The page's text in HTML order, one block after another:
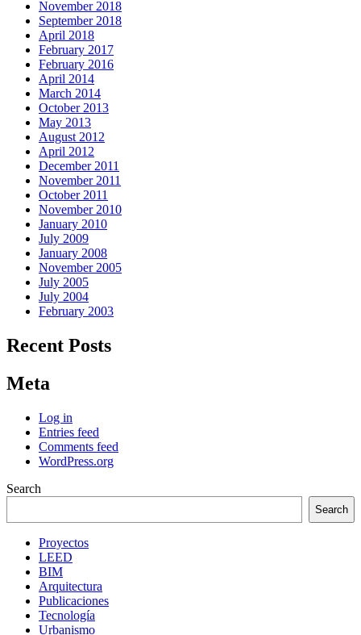
November 2018
September 2018
April 2018
February 2017
February 2016
April 2014
March 2014
October 2013
May 2013
August 2012
April 2012
December 2011
November 2011
October 2011
November 2010
January 2010
July 2009
January 2008
November 2005
July 2005
July 2004
February 2003
Recent Posts
Meta
Log in
Entries feed
Comments feed
WordPress.org
Search
Search
Proyectos
LEED
BIM
Arquitectura
Publicaciones
Tecnología
Urbanismo